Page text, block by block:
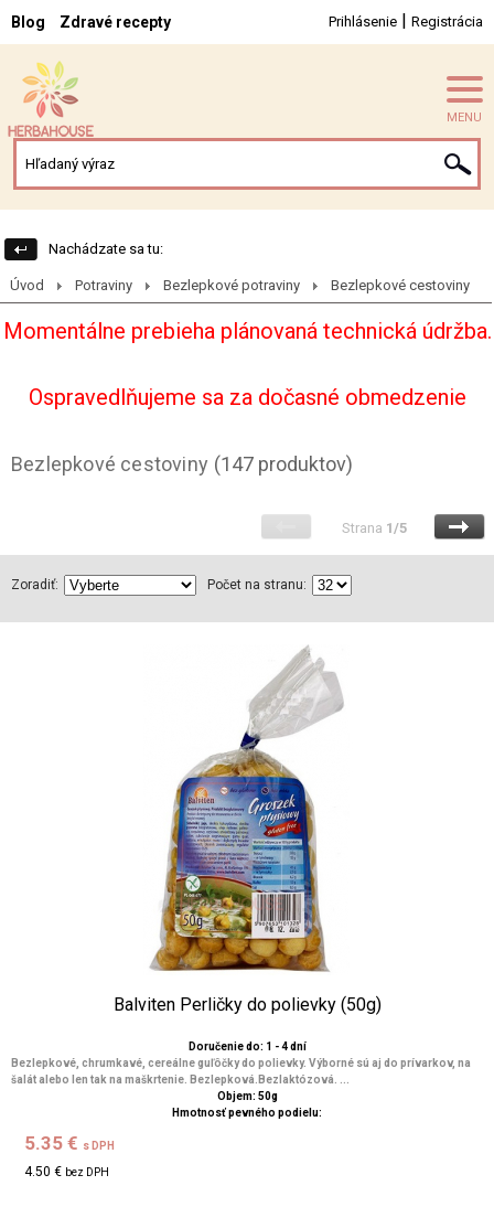
Blog Zdravé recepty Prihlásenie | Registrácia
MENU
Nachádzate sa tu:
Úvod Potraviny Bezlepkové potraviny Bezlepkové cestoviny
Momentálne prebieha plánovaná technická údržba.
Ospravedlňujeme sa za dočasné obmedzenie
Bezlepkové cestoviny (147 produktov)
Strana 1/5
Zoradiť: Počet na stranu:
Balviten Perličky do polievky (50g)
Doručenie do: 1 - 4 dní
Bezlepkové, chrumkavé, cereálne guľôčky do polievky. Výborné sú aj do prívarkov, na
šalát alebo len tak na maškrtenie. Bezlepková.Bezlaktózová. ...
Objem: 50g
Hmotnosť pevného podielu:
5.35 € s DPH
4.50 € bez DPH